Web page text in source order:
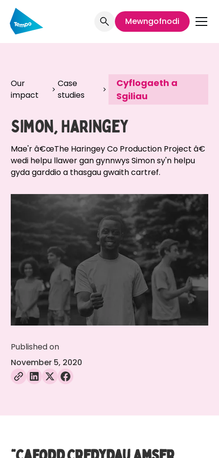
Mewngofnodi
Our
impact
Case
studies
Cyflogaeth a
Sgiliau
Simon, Haringey
Mae'r â€œThe Haringey Co Production Project â€
wedi helpu llawer gan gynnwys Simon sy'n helpu
gyda garddio a thasgau gwaith cartref.
Published on
November 5, 2020